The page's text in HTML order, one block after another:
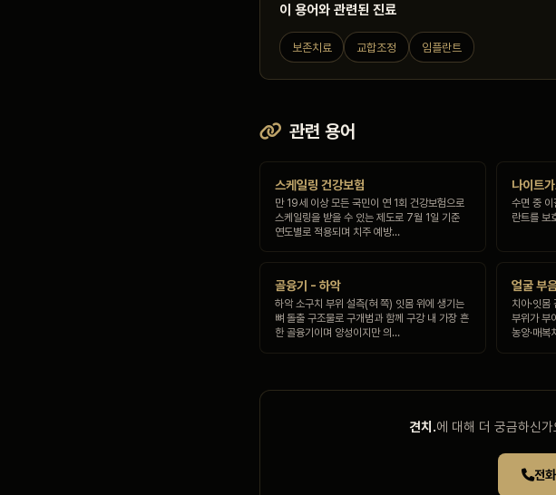
이 용어와 관련된 진료
보존치료 교합조정 임플란트
관련 용어
스케일링 건강보험
만 19세 이상 모든 국민이 연 1회 건강보험으로
스케일링을 받을 수 있는 제도로 7월 1일 기준
연도별로 적용되며 치주 예방…
나이트
수면 중 이
란트를 보
골융기 - 하악
하악 소구치 부위 설측(혀 쪽) 잇몸 위에 생기는
뼈 돌출 구조물로 구개범과 함께 구강 내 가장 흔
한 골융기이며 양성이지만 의…
얼굴 부
치아·잇몸
부위가 부
농양·매복
견치.에 대해 더 궁금하신
전